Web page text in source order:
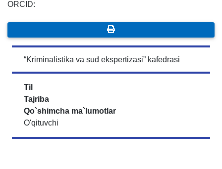
ORCID:
“Kriminalistika va sud ekspertizasi” kafedrasi
Til
Tajriba
Qo`shimcha ma`lumotlar
O'qituvchi